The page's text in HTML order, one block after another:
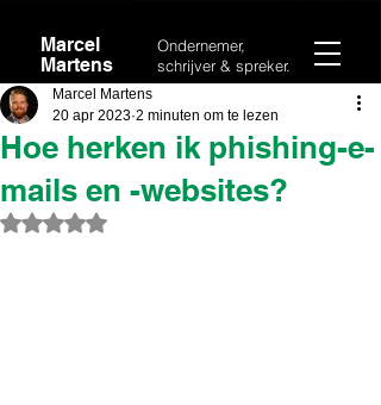
Marcel
Martens
Ondernemer,
schrijver & spreker.
Hoe herken ik phishing-e-
mails en -websites?
Marcel Martens
20 apr 2023 2 minuten om te lezen
Beoordeeld met NaN uit 5 sterren.